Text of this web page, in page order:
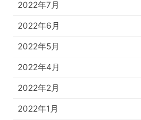
2022年7月
2022年6月
2022年5月
2022年4月
2022年2月
2022年1月